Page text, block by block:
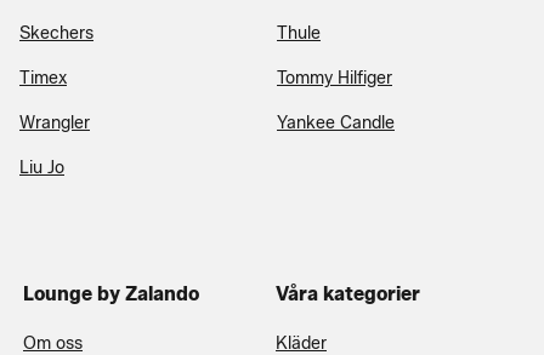
Skechers Thule
Timex Tommy Hilfiger
Wrangler Yankee Candle
Liu Jo
Lounge by Zalando
Om oss
Våra kategorier
Kläder